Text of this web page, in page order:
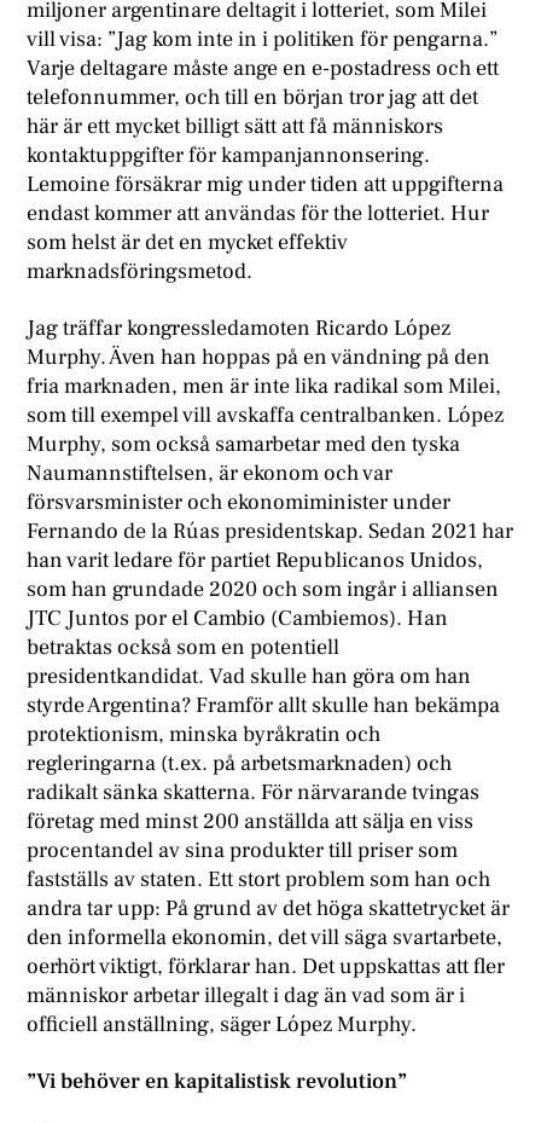
miljoner argentinare deltagit i lotteriet, som Milei
vill visa: ”Jag kom inte in i politiken för pengarna.”
Varje deltagare måste ange en e-postadress och ett
telefonnummer, och till en början tror jag att det
här är ett mycket billigt sätt att få människors
kontaktuppgifter för kampanjannonsering.
Lemoine försäkrar mig under tiden att uppgifterna
endast kommer att användas för the lotteriet. Hur
som helst är det en mycket effektiv
marknadsföringsmetod.
Jag träffar kongressledamoten Ricardo López
Murphy. Även han hoppas på en vändning på den
fria marknaden, men är inte lika radikal som Milei,
som till exempel vill avskaffa centralbanken. López
Murphy, som också samarbetar med den tyska
Naumannstiftelsen, är ekonom och var
försvarsminister och ekonomiminister under
Fernando de la Rúas presidentskap. Sedan 2021 har
han varit ledare för partiet Republicanos Unidos,
som han grundade 2020 och som ingår i alliansen
JTC Juntos por el Cambio (Cambiemos). Han
betraktas också som en potentiell
presidentkandidat. Vad skulle han göra om han
styrde Argentina? Framför allt skulle han bekämpa
protektionism, minska byråkratin och
regleringarna (t.ex. på arbetsmarknaden) och
radikalt sänka skatterna. För närvarande tvingas
företag med minst 200 anställda att sälja en viss
procentandel av sina produkter till priser som
fastställs av staten. Ett stort problem som han och
andra tar upp: På grund av det höga skattetrycket är
den informella ekonomin, det vill säga svartarbete,
oerhört viktigt, förklarar han. Det uppskattas att fler
människor arbetar illegalt i dag än vad som är i
officiell anställning, säger López Murphy.
”Vi behöver en kapitalistisk revolution”